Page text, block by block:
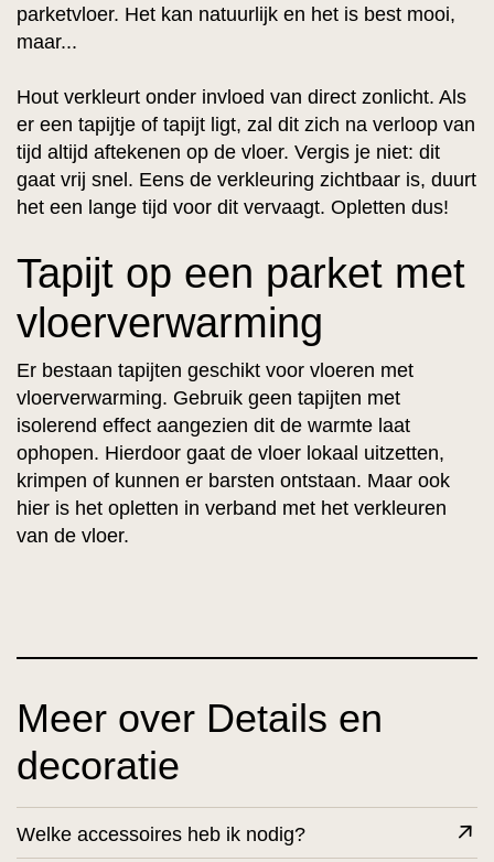
parketvloer. Het kan natuurlijk en het is best mooi,
maar...
Hout verkleurt onder invloed van direct zonlicht. Als
er een tapijtje of tapijt ligt, zal dit zich na verloop van
tijd altijd aftekenen op de vloer. Vergis je niet: dit
gaat vrij snel. Eens de verkleuring zichtbaar is, duurt
het een lange tijd voor dit vervaagt. Opletten dus!
Tapijt op een parket met
vloerverwarming
Er bestaan tapijten geschikt voor vloeren met
vloerverwarming. Gebruik geen tapijten met
isolerend effect aangezien dit de warmte laat
ophopen. Hierdoor gaat de vloer lokaal uitzetten,
krimpen of kunnen er barsten ontstaan. Maar ook
hier is het opletten in verband met het verkleuren
van de vloer.
Meer over Details en
decoratie
Welke accessoires heb ik nodig?